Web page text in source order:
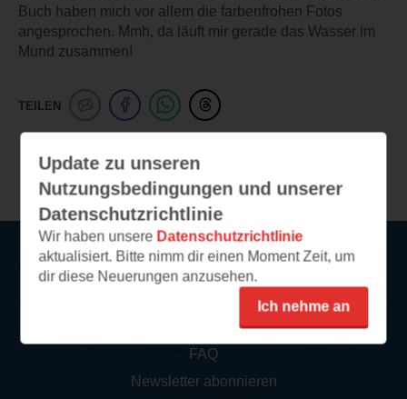
Buch haben mich vor allem die farbenfrohen Fotos
angesprochen. Mmh, da läuft mir gerade das Wasser im
Mund zusammen!
TEILEN
Weitere Leseeindrücke
Update zu unseren
Nutzungsbedingungen und unserer
Datenschutzrichtlinie
Wir haben unsere Datenschutzrichtlinie
aktualisiert. Bitte nimm dir einen Moment Zeit, um
dir diese Neuerungen anzusehen.
Ich nehme an
Service
So funktioniert‘s
FAQ
Newsletter abonnieren